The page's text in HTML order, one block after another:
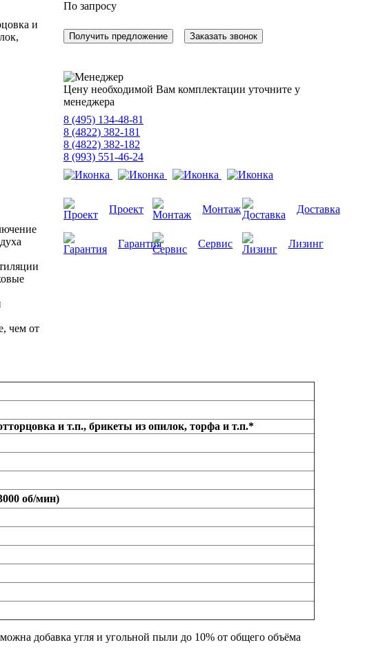
и
чем от
По запросу
Получить предложение Заказать звонок
Цену необходимой Вам комплектации уточните у
менеджера
8 (495) 134-48-81
8 (4822) 382-181
8 (4822) 382-182
8 (993) 551-46-24
Проект Монтаж Доставка
Гарантия Сервис Лизинг
и т.п., брикеты из опилок, торфа и т.п.*
об/мин)
добавка угля и угольной пыли до 10% от общего объёма